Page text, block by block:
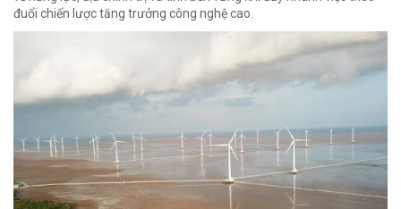
đuổi chiến lược tăng trưởng công nghệ cao.